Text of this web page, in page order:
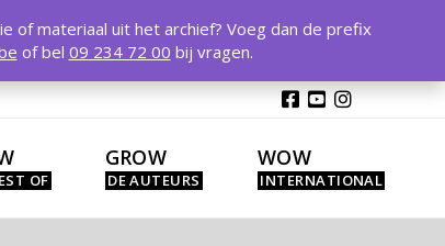
GROW WOW
of materiaal uit het archief? Voeg dan de prefix
of bel 09 234 72 00 bij vragen.